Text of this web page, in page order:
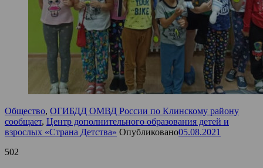
Общество, ОГИБДД ОМВД России по Клинскому району
сообщает, Центр дополнительного образования детей и
взрослых «Страна Детства» Опубликовано05.08.2021
502